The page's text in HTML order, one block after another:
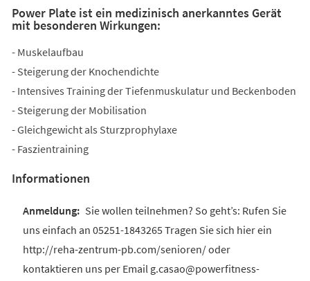
Power Plate ist ein medizinisch anerkanntes Gerät
mit besonderen Wirkungen:
- Muskelaufbau
- Steigerung der Knochendichte
- Intensives Training der Tiefenmuskulatur und Beckenboden
- Steigerung der Mobilisation
- Gleichgewicht als Sturzprophylaxe
- Faszientraining
Informationen
Sie wollen teilnehmen? So geht’s: Rufen Sie
uns einfach an 05251-1843265 Tragen Sie sich hier ein
http://reha-zentrum-pb.com/senioren/ oder
kontaktieren uns per Email g.casao@powerfitness-